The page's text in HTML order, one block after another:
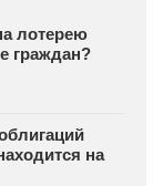
лотерею
граждан?
на